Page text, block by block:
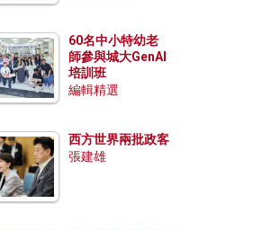
60名中小特幼老
師參與城大GenAI
培訓班
編輯精選
西方世界兩批政客
張建雄